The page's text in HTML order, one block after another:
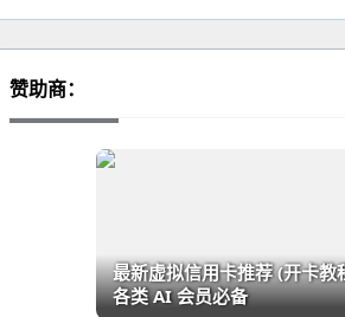
赞助商：
最新虚拟信用卡推荐 (开卡教
各类 AI 会员必备